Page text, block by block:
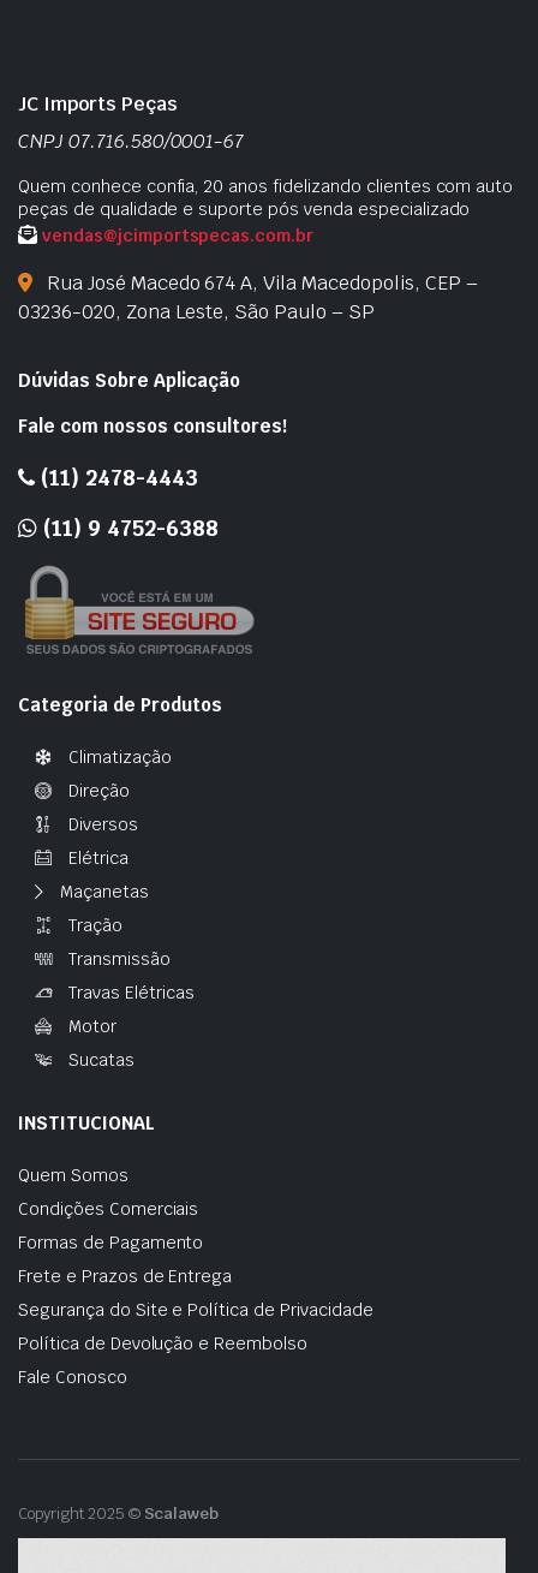
JC Imports Peças
CNPJ 07.716.580/0001-67
Quem conhece confia, 20 anos fidelizando clientes com auto
peças de qualidade e suporte pós venda especializado
vendas@jcimportspecas.com.br
Rua José Macedo 674 A, Vila Macedopolis, CEP –
03236-020, Zona Leste, São Paulo – SP
Dúvidas Sobre Aplicação
Fale com nossos consultores!
(11) 2478-4443
(11) 9 4752-6388
Categoria de Produtos
Climatização
Direção
Diversos
Elétrica
Maçanetas
Tração
Transmissão
Travas Elétricas
Motor
Sucatas
INSTITUCIONAL
Quem Somos
Condições Comerciais
Formas de Pagamento
Frete e Prazos de Entrega
Segurança do Site e Política de Privacidade
Política de Devolução e Reembolso
Fale Conosco
Copyright 2025 © Scalaweb